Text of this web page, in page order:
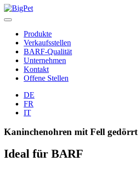
Zum
Inhalt
Produkte
Verkaufsstellen
BARF-Qualität
Unternehmen
Kontakt
Offene Stellen
DE
FR
IT
Kaninchenohren mit Fell gedörrt
Ideal für BARF